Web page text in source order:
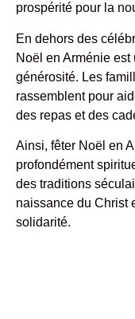
prospérité pour la
En dehors des
Noël en Arménie
générosité. Les
rassemblent pour
des repas et des
Ainsi, fêter Noël en
profondément
des traditions
naissance du Christ
solidarité.